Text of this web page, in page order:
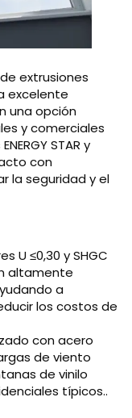
extrusiones
excelente
una opción
y comerciales
STAR y
con
la seguridad y el
U ≤0,30 y SHGC
altamente
a
los costos de
con acero
de viento
de vinilo
típicos..